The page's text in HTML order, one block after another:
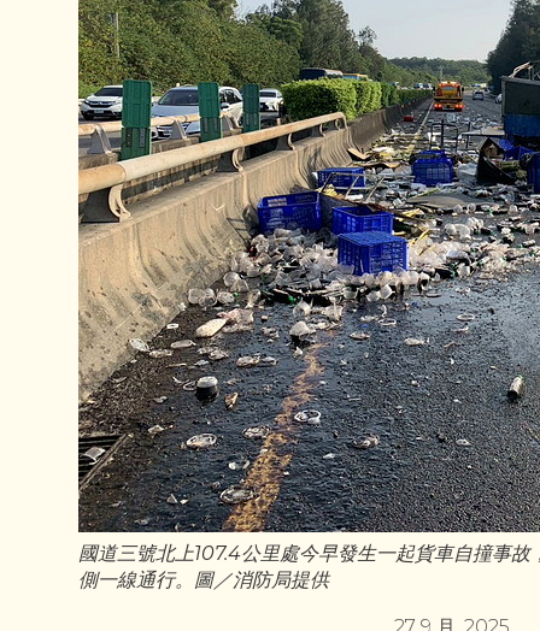
國道三號北上107.4公里處今早發生一起貨車自撞事
側一線通行。圖／消防局提供